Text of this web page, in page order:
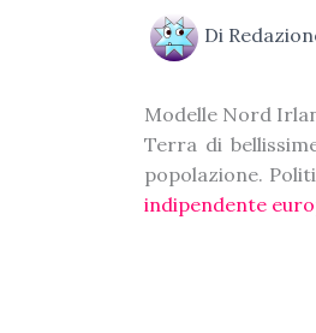
Di
Modelle Nord
Terra di
popolazione.
indipendente